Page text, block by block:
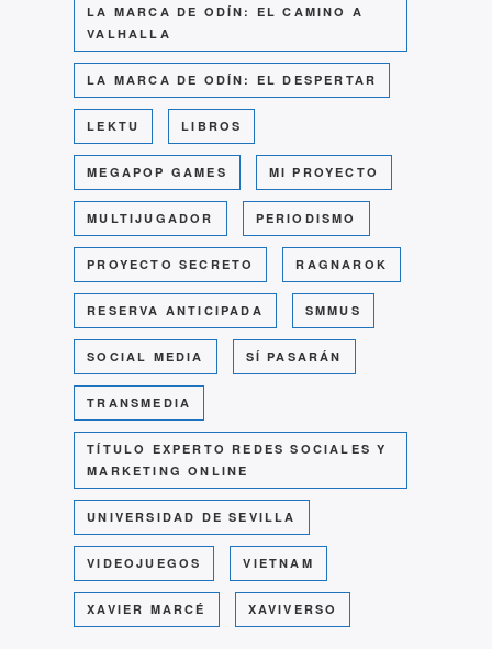
LA MARCA DE ODÍN: EL CAMINO A
VALHALLA
LA MARCA DE ODÍN: EL DESPERTAR
LEKTU LIBROS
MEGAPOP GAMES MI PROYECTO
MULTIJUGADOR PERIODISMO
PROYECTO SECRETO RAGNAROK
RESERVA ANTICIPADA SMMUS
SOCIAL MEDIA SÍ PASARÁN
TRANSMEDIA
TÍTULO EXPERTO REDES SOCIALES Y
MARKETING ONLINE
UNIVERSIDAD DE SEVILLA
VIDEOJUEGOS VIETNAM
XAVIER MARCÉ XAVIVERSO